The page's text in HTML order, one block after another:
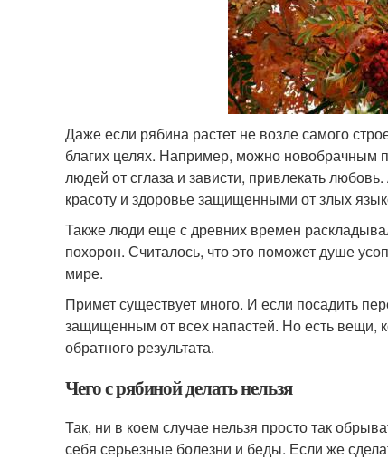
Даже если рябина растет не возле самого
благих целях. Например, можно новобрачным
людей от сглаза и зависти, привлекать
красоту и здоровье защищенными от злых
Также люди еще с древних времен
похорон. Считалось, что это поможет душе
мире.
Примет существует много. И если посадить
защищенным от всех напастей. Но есть вещи,
обратного результата.
Чего с рябиной делать нельзя
Так, ни в коем случае нельзя просто так
себя серьезные болезни и беды. Если же